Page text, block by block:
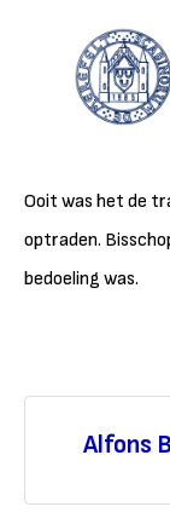
Ooit was het de
optraden.
bedoeling was.
Alfons